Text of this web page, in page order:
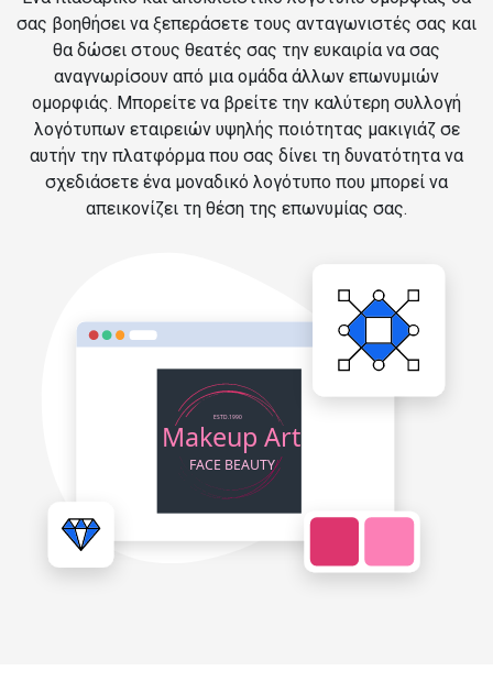
σας βοηθήσει να ξεπεράσετε τους ανταγωνιστές σας και
θα δώσει στους θεατές σας την ευκαιρία να σας
αναγνωρίσουν από μια ομάδα άλλων επωνυμιών
ομορφιάς. Μπορείτε να βρείτε την καλύτερη συλλογή
λογότυπων εταιρειών υψηλής ποιότητας μακιγιάζ σε
αυτήν την πλατφόρμα που σας δίνει τη δυνατότητα να
σχεδιάσετε ένα μοναδικό λογότυπο που μπορεί να
απεικονίζει τη θέση της επωνυμίας σας.